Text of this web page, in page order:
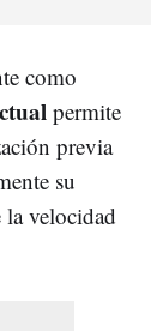
como
permite
previa
su
la velocidad